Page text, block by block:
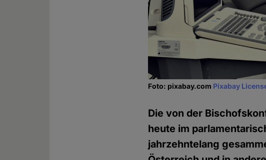
Foto: pixabay.com Pixabay
Die von der
heute im
jahrzehntelang